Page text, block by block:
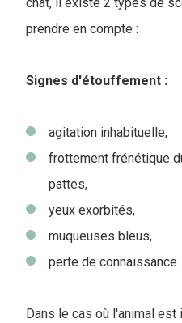
chat, il existe 2 types de
prendre en compte :
Signes d'étouffement :
agitation inhabituelle,
frottement frénétique
pattes,
yeux exorbités,
muqueuses bleus,
perte de connaissance.
Dans le cas où l'animal